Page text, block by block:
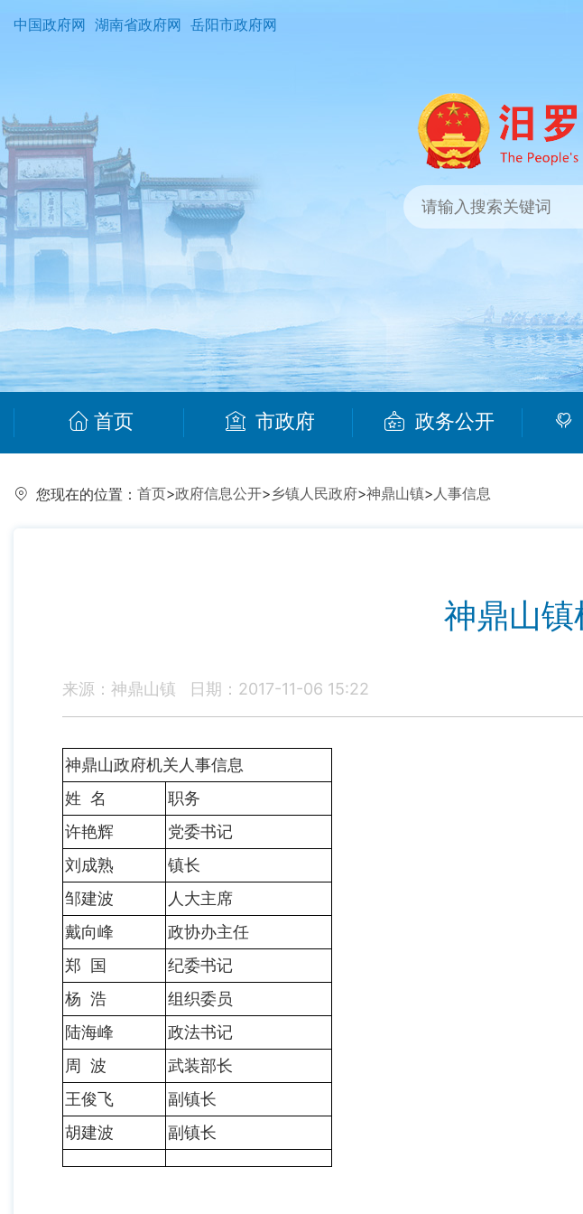
中国政府网 湖南省政府网 岳阳市政府网
首页 市政府 政务公开
您现在的位置： 首页>政府信息公开>乡镇人民政府>神鼎山镇>人事信息
神鼎山
来源：神鼎山镇 日期：2017-11-06 15:22
神鼎山政府机关人事信息
姓 名
职务
许艳辉
党委书记
刘成熟
镇长
邹建波
人大主席
戴向峰
政协办主任
郑 国
纪委书记
杨 浩
组织委员
陆海峰
政法书记
周 波
武装部长
王俊飞
副镇长
胡建波
副镇长